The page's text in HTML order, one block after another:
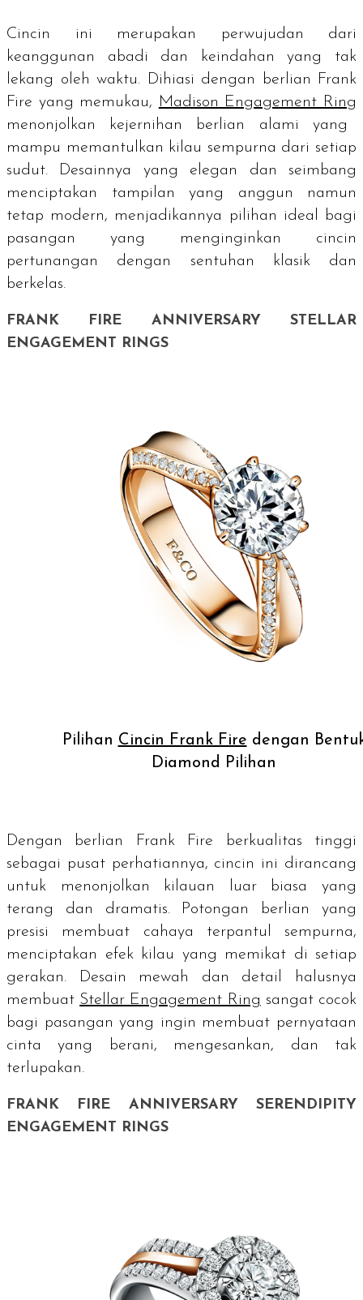
Cincin ini merupakan perwujudan dari
keanggunan abadi dan keindahan yang tak
lekang oleh waktu. Dihiasi dengan berlian Frank
Fire yang memukau, Madison Engagement Ring
menonjolkan kejernihan berlian alami yang
mampu memantulkan kilau sempurna dari setiap
sudut. Desainnya yang elegan dan seimbang
menciptakan tampilan yang anggun namun
tetap modern, menjadikannya pilihan ideal bagi
pasangan yang menginginkan cincin
pertunangan dengan sentuhan klasik dan
berkelas.
FRANK FIRE ANNIVERSARY STELLAR
ENGAGEMENT RINGS
Pilihan Cincin Frank Fire dengan
Diamond Pilihan
Dengan berlian Frank Fire berkualitas tinggi
sebagai pusat perhatiannya, cincin ini dirancang
untuk menonjolkan kilauan luar biasa yang
terang dan dramatis. Potongan berlian yang
presisi membuat cahaya terpantul sempurna,
menciptakan efek kilau yang memikat di setiap
gerakan. Desain mewah dan detail halusnya
membuat Stellar Engagement Ring sangat cocok
bagi pasangan yang ingin membuat pernyataan
cinta yang berani, mengesankan, dan tak
terlupakan.
FRANK FIRE ANNIVERSARY SERENDIPITY
ENGAGEMENT RINGS